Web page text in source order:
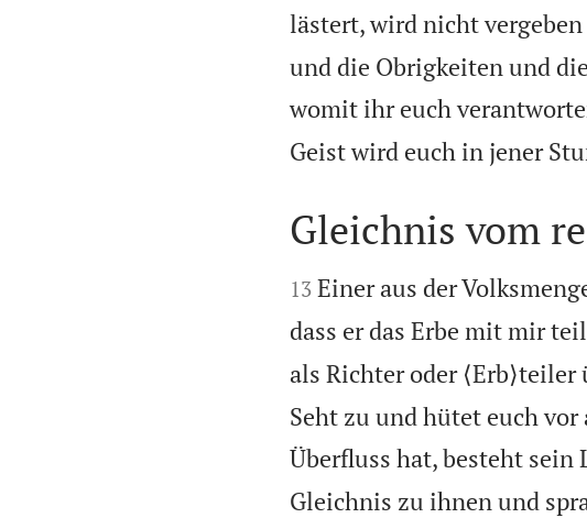
lästert, wird nicht vergeben
und die Obrigkeiten und
womit ihr euch
Geist wird euch in jener

Gleichnis vom

13 Einer aus der
dass er das Erbe mit mir
als Richter oder
Seht zu und hütet euch
Überfluss hat, besteht sein
Gleichnis zu ihnen und